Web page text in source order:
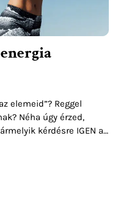
elemeid”? Reggel
Néha úgy érzed,
kérdésre IGEN a